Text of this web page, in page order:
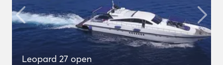
Leopard 27 open